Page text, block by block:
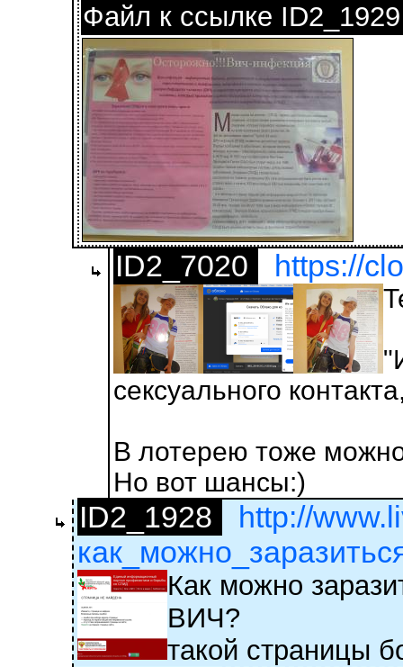
Файл к ссылке ID2_1929
ID2_7020 https://
сексуального
В лотерею тоже можно
Но вот шансы:)
ID2_1928
http://
Как можно
ВИЧ?
такой страницы